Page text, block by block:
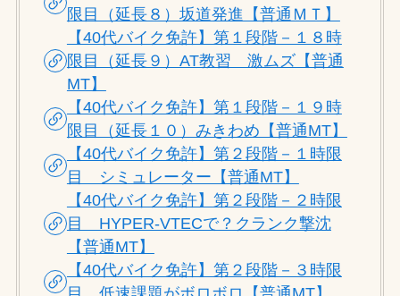
限目（延長８）坂道発進【普通ＭＴ】
【40代バイク免許】第１段階－１８時
限目（延長９）AT教習 激ムズ【普通
MT】
【40代バイク免許】第１段階－１９時
限目（延長１０）みきわめ【普通MT】
【40代バイク免許】第２段階－１時限
目 シミュレーター【普通MT】
【40代バイク免許】第２段階－２時限
目 HYPER-VTECで？クランク撃沈
【普通MT】
【40代バイク免許】第２段階－３時限